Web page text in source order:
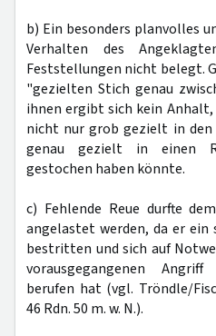
b) Ein besonders planvolles
Verhalten des
Feststellungen nicht belegt.
"gezielten Stich genau
ihnen ergibt sich kein Anhalt,
nicht nur grob gezielt in den
genau gezielt in einen
gestochen haben könnte.
c) Fehlende Reue durfte
angelastet werden, da er ein
bestritten und sich auf
vorausgegangenen
berufen hat (vgl. Tröndle/
46 Rdn. 50 m. w. N.).